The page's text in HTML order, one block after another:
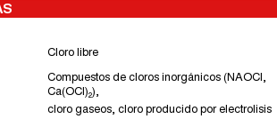
Cloro libre
Compuestos de cloros inorgánicos (NAOCl,
Ca(OCl)₂),
cloro gaseos, cloro producido por electrolisis